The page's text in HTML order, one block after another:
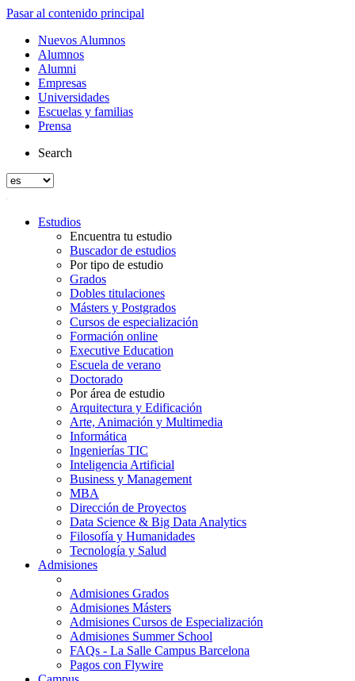
Pasar al contenido principal
Nuevos Alumnos
Alumnos
Alumni
Empresas
Universidades
Escuelas y familias
Prensa
Search
Estudios
Encuentra tu estudio
Buscador de estudios
Por tipo de estudio
Grados
Dobles titulaciones
Másters y Postgrados
Cursos de especialización
Formación online
Executive Education
Escuela de verano
Doctorado
Por área de estudio
Arquitectura y Edificación
Arte, Animación y Multimedia
Informática
Ingenierías TIC
Inteligencia Artificial
Business y Management
MBA
Dirección de Proyectos
Data Science & Big Data Analytics
Filosofía y Humanidades
Tecnología y Salud
Admisiones
Admisiones Grados
Admisiones Másters
Admisiones Cursos de Especialización
Admisiones Summer School
FAQs - La Salle Campus Barcelona
Pagos con Flywire